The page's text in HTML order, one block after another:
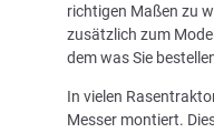
richtigen Maßen zu
zusätzlich zum
dem was Sie
In vielen
Messer montiert.